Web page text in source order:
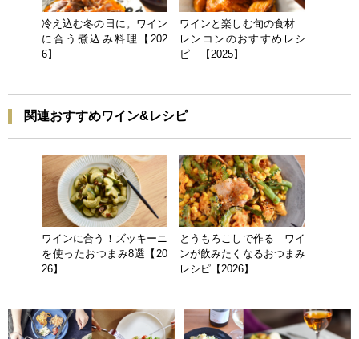
冷え込む冬の日に。ワイン
に合う煮込み料理【202
6】
ワインと楽しむ旬の食材
レンコンのおすすめレシ
ピ 【2025】
関連おすすめワイン&レシピ
ワインに合う！ズッキーニ
を使ったおつまみ8選【20
26】
とうもろこしで作る ワイ
ンが飲みたくなるおつまみ
レシピ【2026】